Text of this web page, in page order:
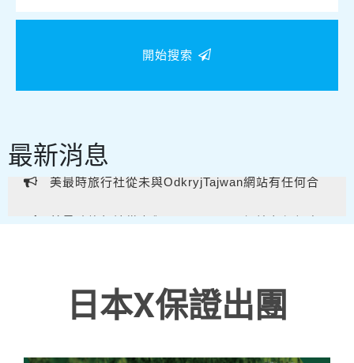
開始搜索
最新消息
官方管道聯繫。
受誤導或造成權益受損。 如有疑問，請直接與本公司
日本X保證出團